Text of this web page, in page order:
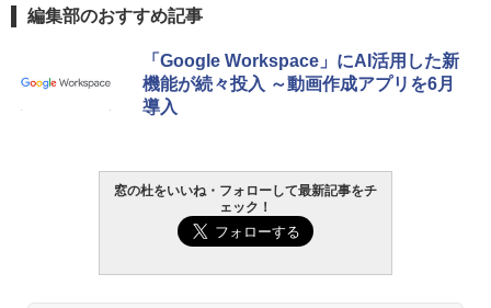
編集部のおすすめ記事
「Google Workspace」にAI活用した新
機能が続々投入 ～動画作成アプリを6月
導入
窓の杜をいいね・フォローして最新記事をチ
ェック！